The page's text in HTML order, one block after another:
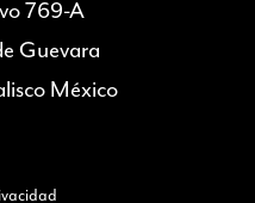
769-A
Guevara
México